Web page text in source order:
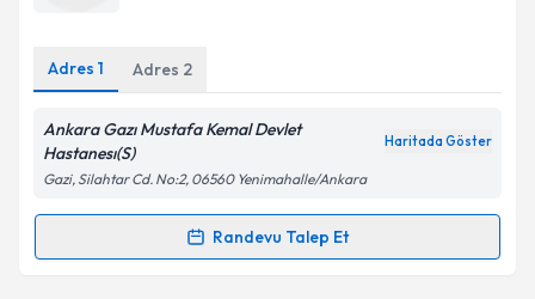
Kişisel verilerimin işlenmesine ilişkin
kapsamda işlenmesini kabul ediyorum.
Adres 1 Adres 2
Ankara Gazı Mustafa Kemal Devlet
Hastanesı(S)
Haritada Göster
Gazi, Silahtar Cd. No:2, 06560 Yenimahalle/Ankara
Randevu Talep Et
Randevu Takvimi Talebi